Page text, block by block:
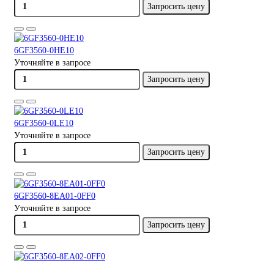
Запросить цену
6GF3560-0HE10
Уточняйте в запросе
Запросить цену
6GF3560-0LE10
Уточняйте в запросе
Запросить цену
6GF3560-8EA01-0FF0
Уточняйте в запросе
Запросить цену